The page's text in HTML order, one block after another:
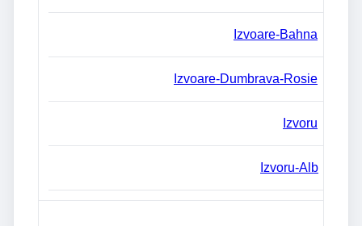
Izvoare-Bahna
Izvoare-Dumbrava-Rosie
Izvoru
Izvoru-Alb